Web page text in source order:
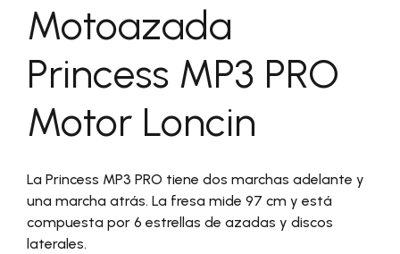
Motoazada
Princess MP3 PRO
Motor Loncin
La Princess MP3 PRO tiene dos marchas adelante y
una marcha atrás. La fresa mide 97 cm y está
compuesta por 6 estrellas de azadas y discos
laterales.